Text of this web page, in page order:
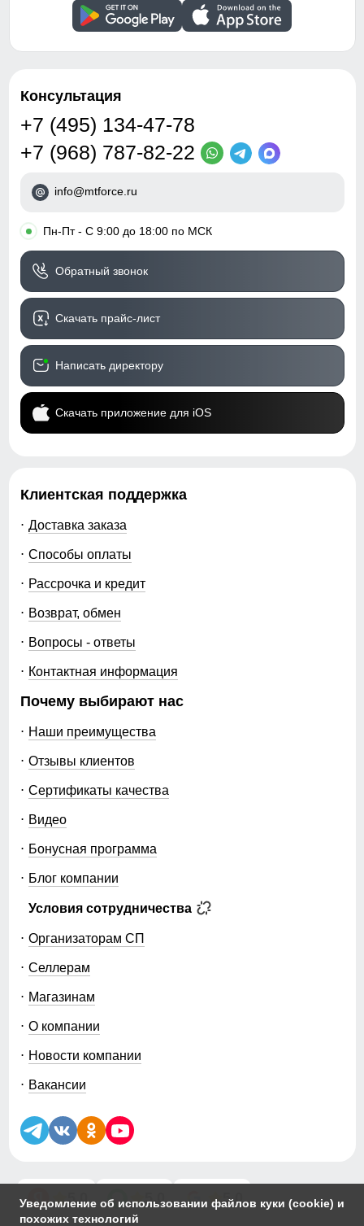
Уведомление об использовании файлов куки (cookie) и
похожих технологий
Консультация
+7 (495) 134-47-78
+7 (968) 787-82-22
info@mtforce.ru
• Пн-Пт - С 9:00 до 18:00 по МСК
Обратный звонок
Скачать прайс-лист
Написать директору
Скачать приложение для iOS
Клиентская поддержка
Доставка заказа
Способы оплаты
Рассрочка и кредит
Возврат, обмен
Вопросы - ответы
Контактная информация
Почему выбирают нас
Наши преимущества
Отзывы клиентов
Сертификаты качества
Видео
Бонусная программа
Блог компании
Условия сотрудничества
Организаторам СП
Селлерам
Магазинам
О компании
Новости компании
Вакансии
5.0 5.0 5.0